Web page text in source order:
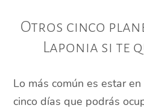
Otros cinco
Laponia si te
Lo más común es estar
cinco días que podrás